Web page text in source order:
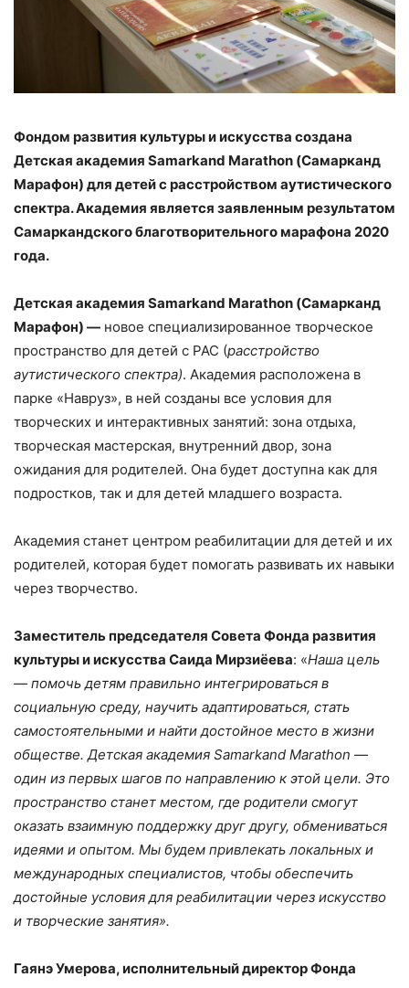
Фондом развития культуры и искусства создана
Детская академия Samarkand Marathon (Самарканд
Марафон) для детей с расстройством аутистического
спектра. Академия является заявленным результатом
Самаркандского благотворительного марафона 2020
года.
Детская академия Samarkand Marathon (Самарканд
Марафон) — новое специализированное творческое
пространство для детей с РАС (расстройство
аутистического спектра). Академия расположена в
парке «Навруз», в ней созданы все условия для
творческих и интерактивных занятий: зона отдыха,
творческая мастерская, внутренний двор, зона
ожидания для родителей. Она будет доступна как для
подростков, так и для детей младшего возраста.
Академия станет центром реабилитации для детей и их
родителей, которая будет помогать развивать их навыки
через творчество.
Заместитель председателя Совета Фонда развития
культуры и искусства Саида Мирзиёева: «Наша цель
— помочь детям правильно интегрироваться в
социальную среду, научить адаптироваться, стать
самостоятельными и найти достойное место в жизни
обществе.Детская академия Samarkand Marathon —
один из первых шагов по направлению к этой цели. Это
пространство станет местом, где родители смогут
оказать взаимную поддержку друг другу, обмениваться
идеями и опытом. Мы будем привлекать локальных и
международных специалистов, чтобы обеспечить
достойные условия для реабилитации через искусство
и творческие занятия».
Гаянэ Умерова, исполнительный директор Фонда